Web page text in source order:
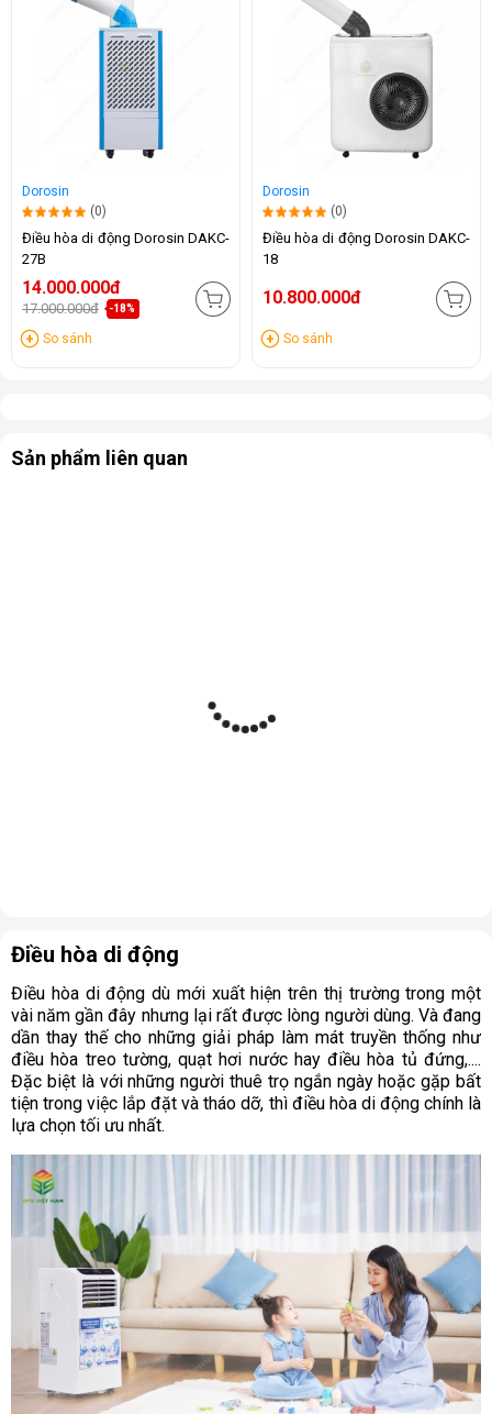
Dorosin
(0)
Điều hòa di động Dorosin DAKC-
27B
14.000.000đ
17.000.000đ -18%
So sánh
Dorosin
(0)
Điều hòa di động Dorosin DAKC-
18
10.800.000đ
So sánh
Sản phẩm liên quan
Điều hòa di động
Điều hòa di động dù mới xuất hiện trên thị trường trong một
vài năm gần đây nhưng lại rất được lòng người dùng. Và đang
dần thay thế cho những giải pháp làm mát truyền thống như
điều hòa treo tường, quạt hơi nước hay điều hòa tủ đứng,....
Đặc biệt là với những người thuê trọ ngắn ngày hoặc gặp bất
tiện trong việc lắp đặt và tháo dỡ, thì điều hòa di động chính là
lựa chọn tối ưu nhất.